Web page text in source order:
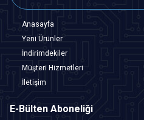
Anasayfa
Yeni Ürünler
İndirimdekiler
Müşteri Hizmetleri
İletişim
E-Bülten Aboneliği